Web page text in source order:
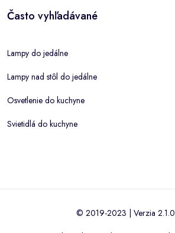
Často vyhľadávané
Lampy do jedálne
Lampy nad stôl do jedálne
Osvetlenie do kuchyne
Svietidlá do kuchyne
© 2019-2023 | Verzia 2.1.0